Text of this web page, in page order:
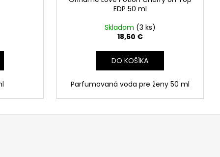
EDP 50 ml
Skladom (3 ks)
18,60 €
DO KOŠÍKA
Parfumovaná voda pre ženy 50 ml